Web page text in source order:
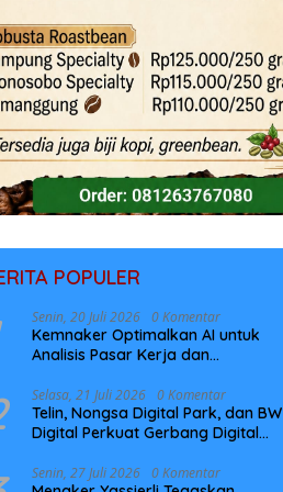
POPULER
Senin, 20 Juli 2026 0 Komentar
Kemnaker Optimalkan AI untuk
Analisis Pasar Kerja dan
Selasa, 21 Juli 2026 0 Komentar
Telin, Nongsa Digital Park, dan BW
Digital Perkuat Gerbang Digital
NCC
Senin, 27 Juli 2026 0 Komentar